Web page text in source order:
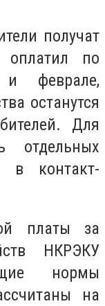
получат
по
феврале,
останутся
Для
отдельных
в контакт-
платы за
НКРЭКУ
нормы
на